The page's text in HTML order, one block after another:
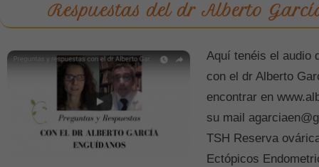
Respuestas del dr Alberto
Aquí tenéis el audio
con el dr Alberto
encontrar en
su mail
TSH Reserva
Ectópicos